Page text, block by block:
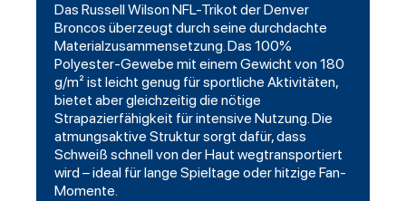
Das Russell Wilson NFL-Trikot der Denver
Broncos überzeugt durch seine durchdachte
Materialzusammensetzung. Das 100%
Polyester-Gewebe mit einem Gewicht von 180
g/m² ist leicht genug für sportliche Aktivitäten,
bietet aber gleichzeitig die nötige
Strapazierfähigkeit für intensive Nutzung. Die
atmungsaktive Struktur sorgt dafür, dass
Schweiß schnell von der Haut wegtransportiert
wird – ideal für lange Spieltage oder hitzige Fan-
Momente.